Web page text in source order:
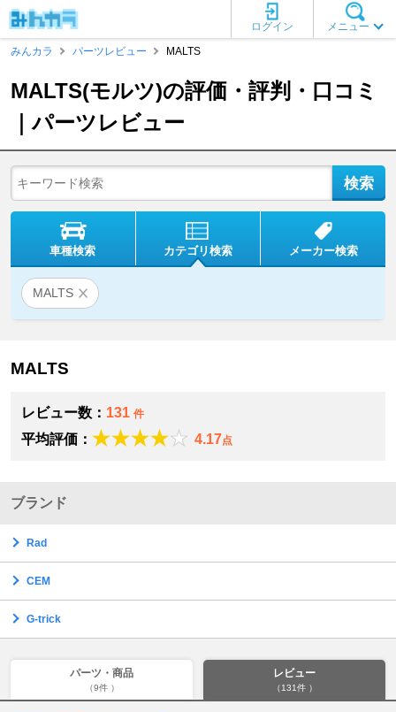
メニュー
ログイン
みんカラ
パーツレビュー MALTS
MALTS(モルツ)の評価・評判・口コミ
｜パーツレビュー
車種検索 カテゴリ検索 メーカー検索
MALTS
MALTS
レビュー数： 131 件
平均評価： 4.17点
ブランド
Rad
CEM
G-trick
パーツ・商品
（9件 ）
レビュー
（131件 ）